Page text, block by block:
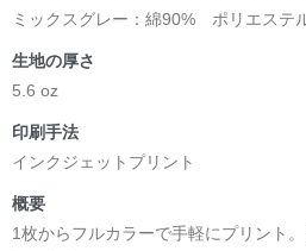
ミックスグレー：綿90% ポリエステ
生地の厚さ
5.6 oz
印刷手法
インクジェットプリント
概要
1枚からフルカラーで手軽にプリント